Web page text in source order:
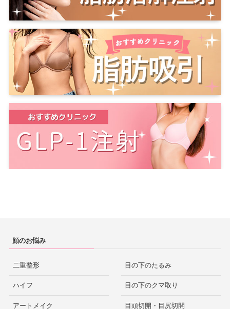
顔のお悩み
二重整形
ハイフ
アートメイク
目の下のたるみ
目の下のクマ取り
目頭切開・目尻切開